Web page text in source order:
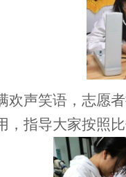
欢声笑语，志愿
，指导大家按照